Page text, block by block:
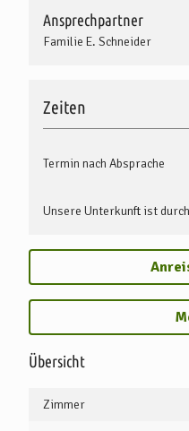
Übersicht
Zimmer
Ansprechpartner
Familie E. Schneider
Zeiten
Termin nach Absprache
Unsere Unterkunft ist